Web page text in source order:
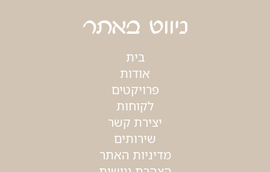
ניווט באתר
בית
אודות
פרויקטים
לקוחות
יצירת קשר
שירותים
מדיניות האתר